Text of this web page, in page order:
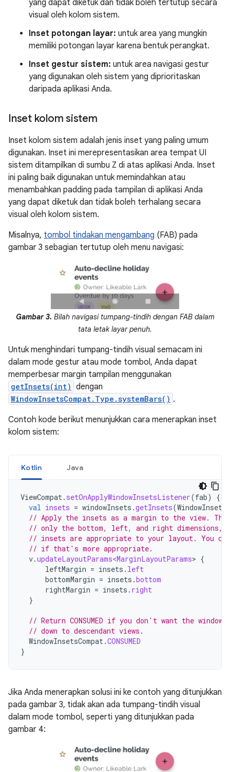
yang dapat diketuk dan tidak boleh tertutup secara
visual oleh kolom sistem.
Inset potongan layar: untuk area yang mungkin
memiliki potongan layar karena bentuk perangkat.
Inset gestur sistem: untuk area navigasi gestur
yang digunakan oleh sistem yang diprioritaskan
daripada aplikasi Anda.
Inset kolom sistem
Inset kolom sistem adalah jenis inset yang paling umum
digunakan. Inset ini merepresentasikan area tempat UI
sistem ditampilkan di sumbu Z di atas aplikasi Anda. Inset
ini paling baik digunakan untuk memindahkan atau
menambahkan padding pada tampilan di aplikasi Anda
yang dapat diketuk dan tidak boleh terhalang secara
visual oleh kolom sistem.
Misalnya, tombol tindakan mengambang (FAB) pada
gambar 3 sebagian tertutup oleh menu navigasi:
Gambar 3. Bilah navigasi tumpang-tindih dengan FAB dalam
tata letak layar penuh.
Untuk menghindari tumpang-tindih visual semacam ini
dalam mode gestur atau mode tombol, Anda dapat
memperbesar margin tampilan menggunakan
getInsets(int) dengan
WindowInsetsCompat.Type.systemBars() .
Contoh kode berikut menunjukkan cara menerapkan inset
kolom sistem:
Kotlin Java
ViewCompat. setOnApplyWindowInsetsListener(fab) {
val insets = windowInsets .getInsets(
// Apply the insets as a margin to the view.
// only the bottom, left, and right dimensions,
// insets are appropriate to your layout. You
// if that's more appropriate.
v.updateLayoutParams<MarginLayoutParams> {
leftMargin = insets . left
bottomMargin = insets .bottom
rightMargin = insets . right
}
// Return CONSUMED if you don't want the
// down to descendant views.
WindowInsetsCompat.CONSUMED
}
Jika Anda menerapkan solusi ini ke contoh yang ditunjukkan
pada gambar 3, tidak akan ada tumpang-tindih visual
dalam mode tombol, seperti yang ditunjukkan pada
gambar 4: